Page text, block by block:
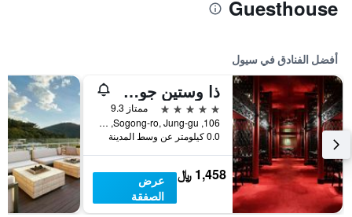
Guesthouse
أفضل الفنادق في سيول
ذا وستين جوسون سول
5 نجوم
ممتاز 9.3
106, Sogong-ro, Jung-gu, سيول, كوريا الجنوبية
0.0 كيلومتر عن وسط المدينة
1,458 ﷼
عرض
الصفقة